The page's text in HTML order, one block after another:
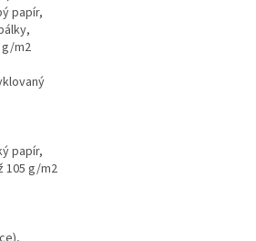
papír,
g/m2
papír,
105 g/m2